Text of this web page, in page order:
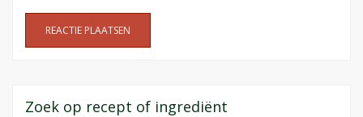
Zoek op recept of ingrediënt